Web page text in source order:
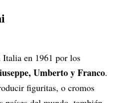
Italia en 1961 por los
Umberto y Franco.
figuritas, o cromos